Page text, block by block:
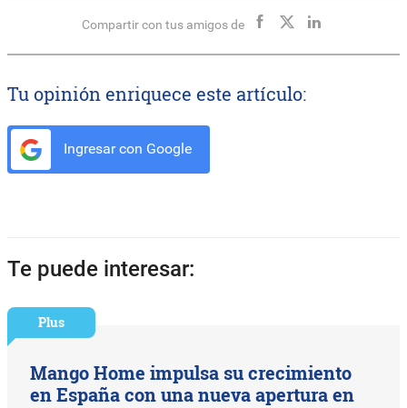
Compartir con tus amigos de
Tu opinión enriquece este artículo:
Ingresar con Google
Te puede interesar:
Plus
Mango Home impulsa su crecimiento
en España con una nueva apertura en